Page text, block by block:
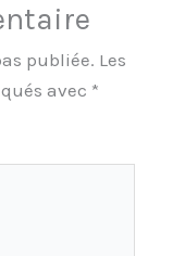
publiée. Les
avec *